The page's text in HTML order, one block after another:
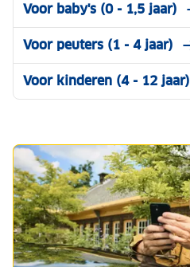
Voor baby's (0 - 1,5 jaar)
Voor peuters (1 - 4 jaar)
Voor kinderen (4 - 12 jaar)